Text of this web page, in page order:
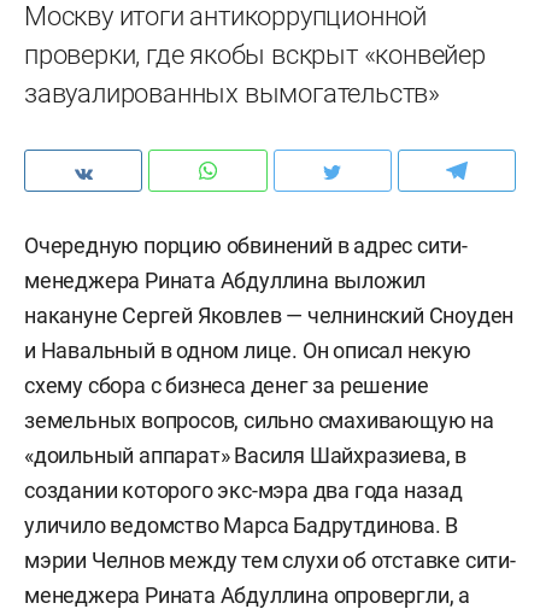
Москву итоги антикоррупционной
проверки, где якобы вскрыт «конвейер
завуалированных вымогательств»
Очередную порцию обвинений в адрес сити-
менеджера Рината Абдуллина выложил
накануне Сергей Яковлев — челнинский Сноуден
и Навальный в одном лице. Он описал некую
схему сбора с бизнеса денег за решение
земельных вопросов, сильно смахивающую на
«доильный аппарат» Василя Шайхразиева, в
создании которого экс-мэра два года назад
уличило ведомство Марса Бадрутдинова. В
мэрии Челнов между тем слухи об отставке сити-
менеджера Рината Абдуллина опровергли, а